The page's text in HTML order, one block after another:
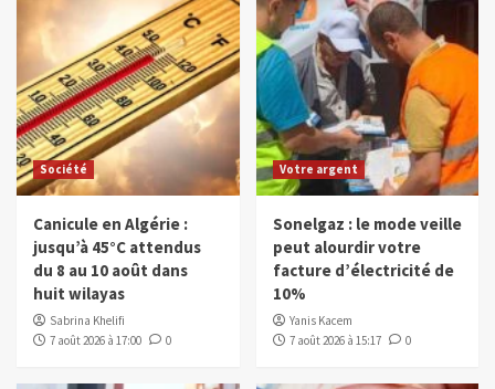
Société
Canicule en Algérie :
jusqu’à 45°C attendus
du 8 au 10 août dans
huit wilayas
Sabrina Khelifi
7 août 2026 à 17:00
0
Votre argent
Sonelgaz : le mode veille
peut alourdir votre
facture d’électricité de
10%
Yanis Kacem
7 août 2026 à 15:17
0